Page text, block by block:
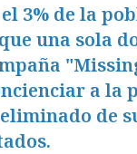
3% de la
una sola
a la
de